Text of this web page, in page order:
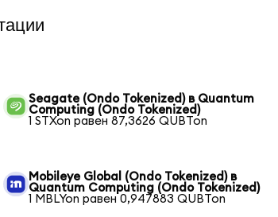
Seagate (Ondo Tokenized) в Quantum
Computing (Ondo Tokenized)
1 STXon равен 87,3626 QUBTon
Mobileye Global (Ondo Tokenized) в
Quantum Computing (Ondo Tokenized)
1 MBLYon равен 0,947883 QUBTon